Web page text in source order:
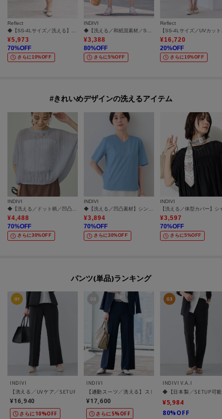
Reflect
¥5,973
70%OFF
さらに10%OFF
INDIVI
¥3,388
80%OFF
さらに5%OFF
Reflect
¥16,720
20%OFF
さらに10%OFF
#きれいめデザインの洗えるアイテム
INDIVI
◆【洗える／ドット柄／凹凸素材】プリーツデザインブラウス
¥4,488
70%OFF
さらに30%OFF
INDIVI
◆【洗える／凹凸素材】シンプルVネックブラウス
¥3,894
70%OFF
さらに30%OFF
INDIVI
¥3,597
70%OFF
さらに5%OFF
パンツ(単品)ランキング
INDIVI
【洗える／UVケア／SETUP可能】ウール調ワイドパンツ
¥16,940
さらに10%OFF
INDIVI
【通勤スーツ／洗える】ストレッチワイドパンツ
¥17,600
さらに5%OFF
INDIVI V.A.I
◆【日本製／SETUP可
¥5,984
80%OFF